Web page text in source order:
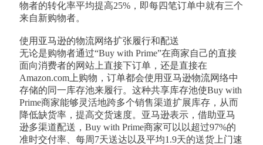
物者的转化率平均提高25%，即每四笔订单中就有三个
来自新购物者。
使用亚马逊的物流网络扩张履行和配送
无论是购物者通过“Buy with Prime”在商家自己的直接
面向消费者的网站上直接下订单，还是直接在
Amazon.com上购物，订单都会使用亚马逊物流网络中
存储的同一库存池来履行。这种共享库存池使Buy with
Prime商家能够灵活地跨多个销售渠道扩展库存，从而
降低缺货率，提高交货速度。亚马逊表示，借助亚马
逊多渠道配送，Buy with Prime商家可以以超过97%的
准时交付率、每周7天送达以及平均1.9天的送货上门速